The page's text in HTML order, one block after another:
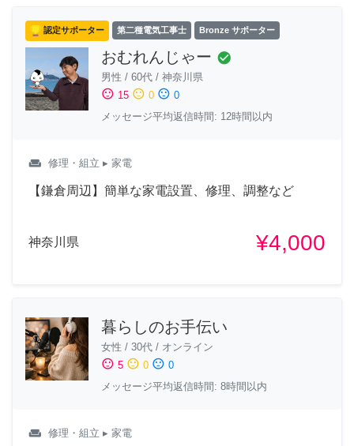
認定サポーター 第二種電気工事士 Bronze サポーター
おむれんじゃー check_circle
男性 / 60代 / 神奈川県
sentiment_satisfied 15 sentiment_neutral 0 sentiment_dissatisfied 0
メッセージ平均返信時間: 12時間以内
weekend 修理・組立 ▸ 家電
【鎌倉周辺】簡単な家電設置、修理、調整など
神奈川県 ¥4,000
暮らしのお手伝い
女性 / 30代 / オンライン
sentiment_satisfied 5 sentiment_neutral 0 sentiment_dissatisfied 0
メッセージ平均返信時間: 8時間以内
weekend 修理・組立 ▸ 家電